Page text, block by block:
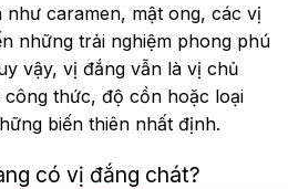
caramen, mật ong, các vị
những trải nghiệm phong phú
vậy, vị đắng vẫn là vị chủ
thức, độ cồn hoặc loại
biến thiên nhất định.
có vị đắng chát?